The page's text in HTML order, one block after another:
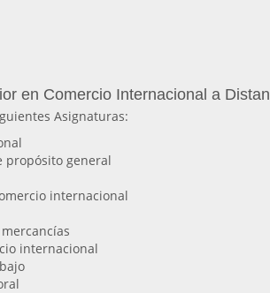
en Comercio Internacional a
Asignaturas:
propósito general
internacional
internacional